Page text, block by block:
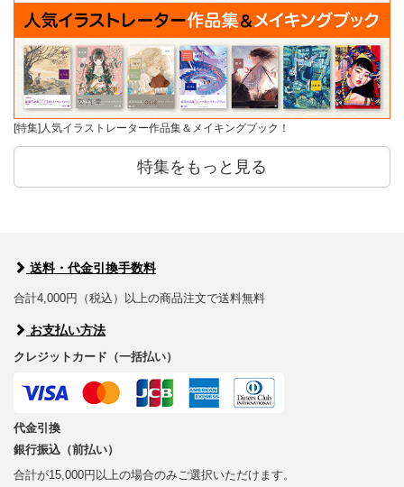
[特集]人気イラストレーター作品集＆メイキングブック！
特集をもっと見る
送料・代金引換手数料
合計4,000円（税込）以上の商品注文で送料無料
お支払い方法
クレジットカード（一括払い）
代金引換
銀行振込（前払い）
合計が15,000円以上の場合のみご選択いただけます。